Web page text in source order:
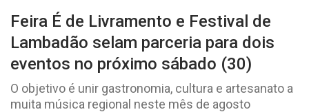
Feira É de Livramento e Festival de
Lambadão selam parceria para dois
eventos no próximo sábado (30)
O objetivo é unir gastronomia, cultura e artesanato a
muita música regional neste mês de agosto